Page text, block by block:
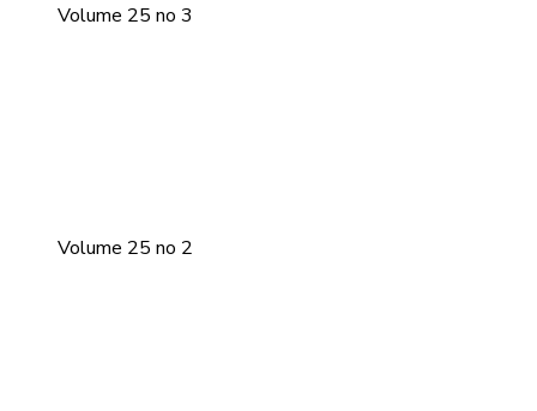
Volume 25 no 3
Volume 25 no 2